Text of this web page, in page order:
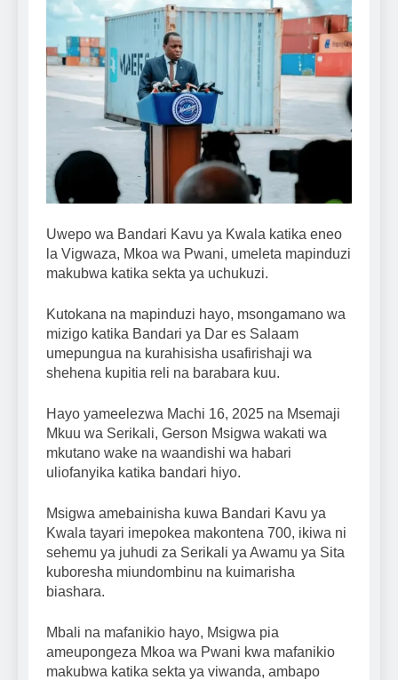
Uwepo wa Bandari Kavu ya Kwala katika eneo
la Vigwaza, Mkoa wa Pwani, umeleta mapinduzi
makubwa katika sekta ya uchukuzi.
Kutokana na mapinduzi hayo, msongamano wa
mizigo katika Bandari ya Dar es Salaam
umepungua na kurahisisha usafirishaji wa
shehena kupitia reli na barabara kuu.
Hayo yameelezwa Machi 16, 2025 na Msemaji
Mkuu wa Serikali, Gerson Msigwa wakati wa
mkutano wake na waandishi wa habari
uliofanyika katika bandari hiyo.
Msigwa amebainisha kuwa Bandari Kavu ya
Kwala tayari imepokea makontena 700, ikiwa ni
sehemu ya juhudi za Serikali ya Awamu ya Sita
kuboresha miundombinu na kuimarisha
biashara.
Mbali na mafanikio hayo, Msigwa pia
ameupongeza Mkoa wa Pwani kwa mafanikio
makubwa katika sekta ya viwanda, ambapo